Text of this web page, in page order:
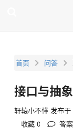
首页 问答
接口与抽
轩辕小不懂 发布
收藏 0
答案